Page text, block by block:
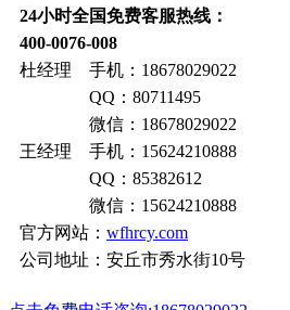
24小时全国免费客服热线：
400-0076-008
杜经理 手机：18678029022
QQ：80711495
微信：18678029022
王经理 手机：15624210888
QQ：85382612
微信：15624210888
官方网站： wfhrcy.com
公司地址：安丘市秀水街10号